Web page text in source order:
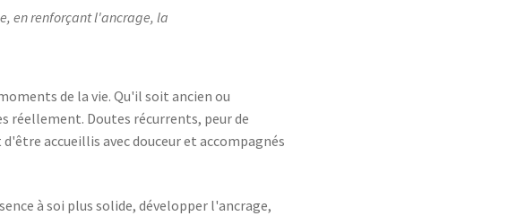
en renforçant l'ancrage, la
de la vie. Qu'il soit ancien ou
réellement. Doutes récurrents, peur de
accueillis avec douceur et accompagnés
à soi plus solide, développer l'ancrage,